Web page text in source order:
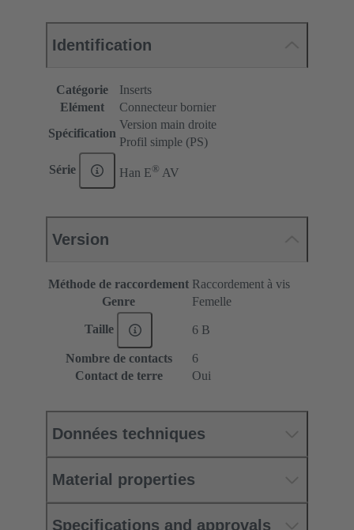
Identification
Catégorie
Inserts
Elément
Connecteur bornier
Spécification
Version main droite
Profil simple (PS)
Série Han E® AV
Version
Méthode de raccordement Raccordement à vis
Genre
Femelle
Taille 6 B
Nombre de contacts
6
Contact de terre
Oui
Données techniques
Material properties
Specifications and approvals